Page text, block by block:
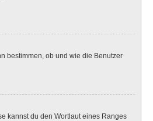
bestimmen, ob und wie die Benutzer
kannst du den Wortlaut eines Ranges